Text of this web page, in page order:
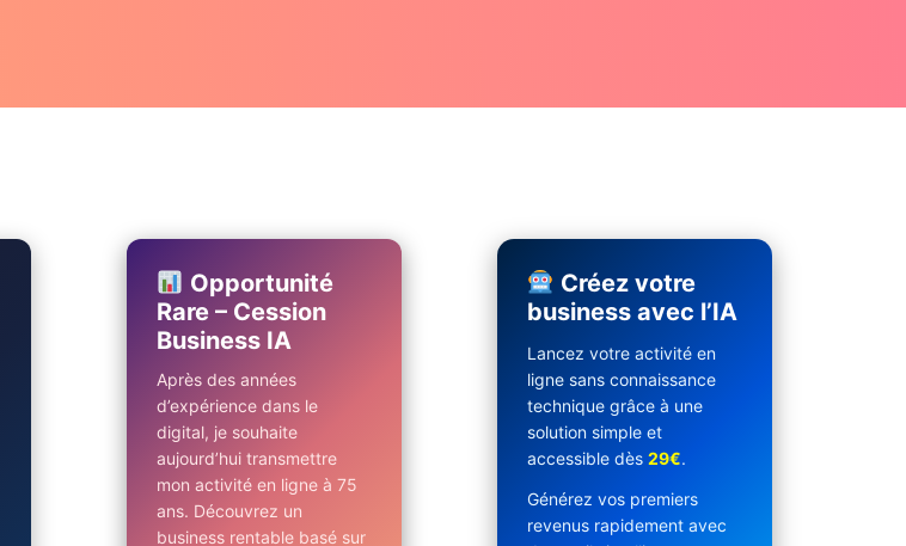
Opportunité
Rare – Cession
Business IA
Après des années
d’expérience dans le
digital, je souhaite
aujourd’hui transmettre
mon activité en ligne à 75
ans. Découvrez un
business rentable basé sur
Créez votre
business avec l’IA
Lancez votre activité en
ligne sans connaissance
technique grâce à une
solution simple et
accessible dès 29€.
Générez vos premiers
revenus rapidement avec